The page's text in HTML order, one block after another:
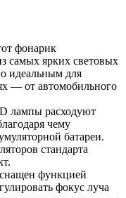
фонарик
самых ярких световых
идеальным для
— от автомобильного
лампы расходуют
чему
батареи.
стандарта
функцией
фокус луча